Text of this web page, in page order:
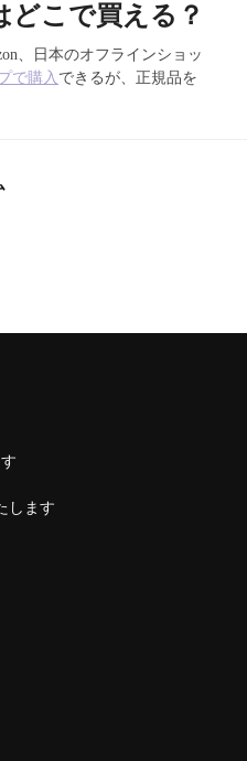
どこで買える？
、日本のオフラインショッ
で購入 できるが、正規品を
します